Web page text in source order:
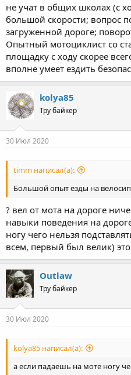
не учат в общих школах (с
большой скорости; вопрос
загруженной дороге;
Опытный мотоциклист со
площадку с ходу скорее
вполне умеет ездить
kolya85
Тру байкер
30 Июл 2020
timm написал(а):
Большой опыт езды на
? вел от мота на дороге
навыки поведения на
ногу чего нельзя
всем, первый был велик)
Outlaw
Тру байкер
30 Июл 2020
kolya85 написал(а):
а если падаешь на моте ногу